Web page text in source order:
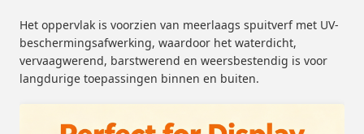
Het oppervlak is voorzien van meerlaags spuitverf met UV-
beschermingsafwerking, waardoor het waterdicht,
vervaagwerend, barstwerend en weersbestendig is voor
langdurige toepassingen binnen en buiten.